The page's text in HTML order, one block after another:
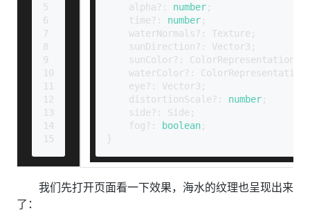
5
6
7
8
9
10
11
12
13
14
15
    alpha?:
number ;
    time?:
number ;
    waterNormals?:
Texture ;
    sunDirection?:
Vector3 ;
    sunColor?:
ColorRepresentation
    waterColor?:
ColorRepresentation
    eye?:
Vector3 ;
    distortionScale?:
number ;
    side?:
Side ;
    fog?:
boolean ;
}
我们先打开页面看一下效果，海水的纹理也呈现出来
了：